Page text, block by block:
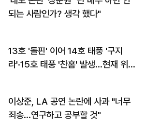
되는 사람인가? 생각 했다"
13호 '돌핀' 이어 14호 태풍 '구지
라'·15호 태풍 '찬홈' 발생…현재 위
이상준, LA 공연 논란에 사과 "너무
죄송…연구하고 공부할 것"